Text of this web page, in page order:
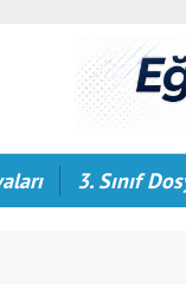
3. Sınıf